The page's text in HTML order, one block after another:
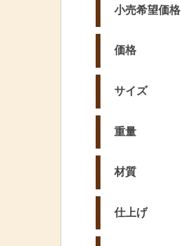
小売希望価格
価格
サイズ
重量
材質
仕上げ